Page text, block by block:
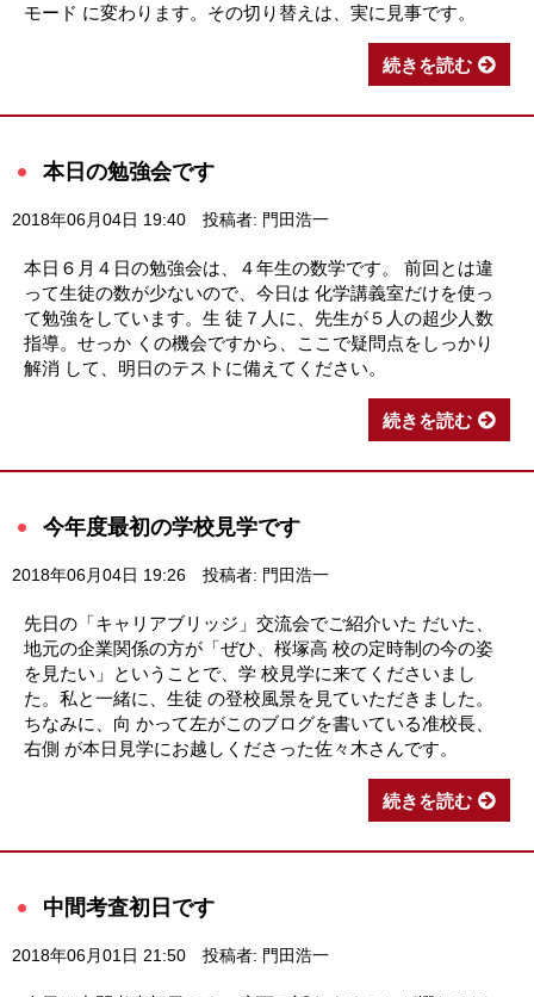
モード に変わります。その切り替えは、実に見事です。
続きを読む
本日の勉強会です
2018年06月04日 19:40 投稿者: 門田浩一
本日６月４日の勉強会は、４年生の数学です。 前回とは違
って生徒の数が少ないので、今日は 化学講義室だけを使っ
て勉強をしています。生 徒７人に、先生が５人の超少人数
指導。せっか くの機会ですから、ここで疑問点をしっかり
解消 して、明日のテストに備えてください。
続きを読む
今年度最初の学校見学です
2018年06月04日 19:26 投稿者: 門田浩一
先日の「キャリアブリッジ」交流会でご紹介いた だいた、
地元の企業関係の方が「ぜひ、桜塚高 校の定時制の今の姿
を見たい」ということで、学 校見学に来てくださいまし
た。私と一緒に、生徒 の登校風景を見ていただきました。
ちなみに、向 かって左がこのブログを書いている准校長、
右側 が本日見学にお越しくださった佐々木さんです。
続きを読む
中間考査初日です
2018年06月01日 21:50 投稿者: 門田浩一